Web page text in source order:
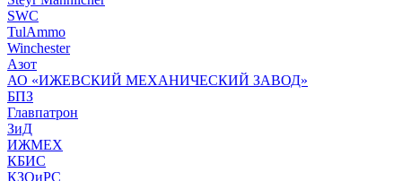
SWC
TulAmmo
Winchester
Азот
АО «ИЖЕВСКИЙ МЕХАНИЧЕСКИЙ ЗАВОД»
БПЗ
Главпатрон
ЗиД
ИЖМЕХ
КБИС
КЗОиРС